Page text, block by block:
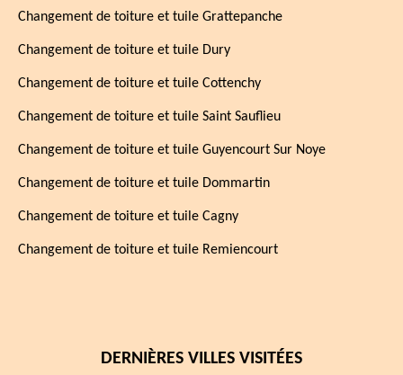
Changement de toiture et tuile Grattepanche
Changement de toiture et tuile Dury
Changement de toiture et tuile Cottenchy
Changement de toiture et tuile Saint Sauflieu
Changement de toiture et tuile Guyencourt Sur Noye
Changement de toiture et tuile Dommartin
Changement de toiture et tuile Cagny
Changement de toiture et tuile Remiencourt
DERNIÈRES VILLES VISITÉES